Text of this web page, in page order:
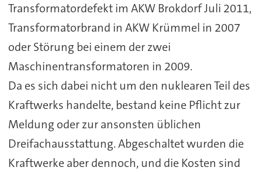
Transformatordefekt im AKW Brokdorf Juli 2011,
Transformatorbrand in AKW Krümmel in 2007
oder Störung bei einem der zwei
Maschinentransformatoren in 2009.
Da es sich dabei nicht um den nuklearen Teil des
Kraftwerks handelte, bestand keine Pflicht zur
Meldung oder zur ansonsten üblichen
Dreifachausstattung. Abgeschaltet wurden die
Kraftwerke aber dennoch, und die Kosten sind